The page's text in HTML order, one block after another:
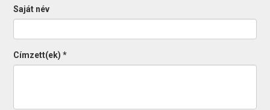
Saját név
Címzett(ek)*